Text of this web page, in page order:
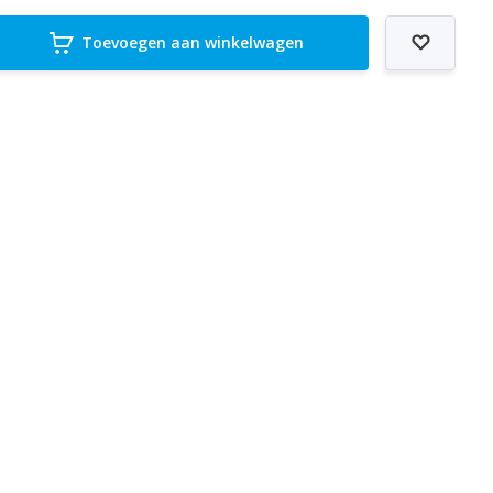
Toevoegen aan winkelwagen